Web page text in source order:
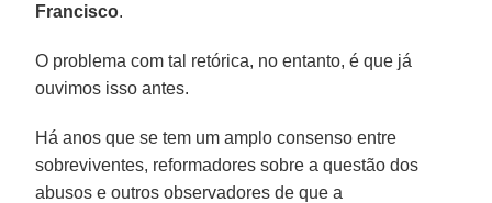
Francisco.
O problema com tal retórica, no entanto, é que já
ouvimos isso antes.
Há anos que se tem um amplo consenso entre
sobreviventes, reformadores sobre a questão dos
abusos e outros observadores de que a